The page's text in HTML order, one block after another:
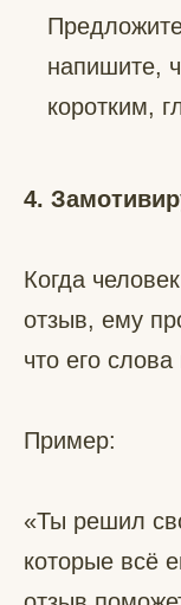
напишите,
коротким,
4.
Когда
отзыв, ему
что его
Пример:
«Ты решил
которые всё